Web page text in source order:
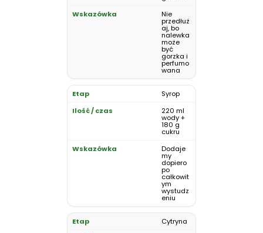
Nie
przedłuż
aj, bo
nalewka
może
być
gorzka i
perfumo
wana
Syrop
220 ml
wody +
180 g
cukru
Dodaje
my
dopiero
po
całkowit
ym
wystudz
eniu
Cytryna